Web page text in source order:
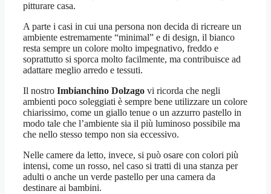
pitturare casa.
A parte i casi in cui una persona non decida di ricreare un
ambiente estremamente “minimal” e di design, il bianco
resta sempre un colore molto impegnativo, freddo e
soprattutto si sporca molto facilmente, ma contribuisce ad
adattare meglio arredo e tessuti.
Il nostro Imbianchino Dolzago vi ricorda che negli
ambienti poco soleggiati è sempre bene utilizzare un colore
chiarissimo, come un giallo tenue o un azzurro pastello in
modo tale che l’ambiente sia il più luminoso possibile ma
che nello stesso tempo non sia eccessivo.
Nelle camere da letto, invece, si può osare con colori più
intensi, come un rosso, nel caso si tratti di una stanza per
adulti o anche un verde pastello per una camera da
destinare ai bambini.